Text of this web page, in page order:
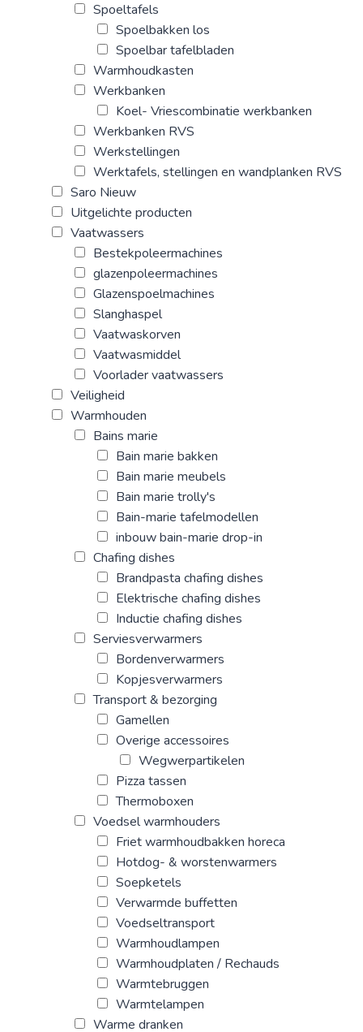
Spoeltafels
Spoelbakken los
Spoelbar tafelbladen
Warmhoudkasten
Werkbanken
Koel- Vriescombinatie werkbanken
Werkbanken RVS
Werkstellingen
Werktafels, stellingen en wandplanken RVS
Saro Nieuw
Uitgelichte producten
Vaatwassers
Bestekpoleermachines
glazenpoleermachines
Glazenspoelmachines
Slanghaspel
Vaatwaskorven
Vaatwasmiddel
Voorlader vaatwassers
Veiligheid
Warmhouden
Bains marie
Bain marie bakken
Bain marie meubels
Bain marie trolly's
Bain-marie tafelmodellen
inbouw bain-marie drop-in
Chafing dishes
Brandpasta chafing dishes
Elektrische chafing dishes
Inductie chafing dishes
Serviesverwarmers
Bordenverwarmers
Kopjesverwarmers
Transport & bezorging
Gamellen
Overige accessoires
Wegwerpartikelen
Pizza tassen
Thermoboxen
Voedsel warmhouders
Friet warmhoudbakken horeca
Hotdog- & worstenwarmers
Soepketels
Verwarmde buffetten
Voedseltransport
Warmhoudlampen
Warmhoudplaten / Rechauds
Warmtebruggen
Warmtelampen
Warme dranken